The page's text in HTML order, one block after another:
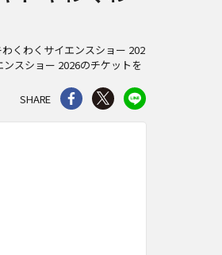
くわくサイエンスショー 202
スショー 2026のチケットを
SHARE シェア Twitter